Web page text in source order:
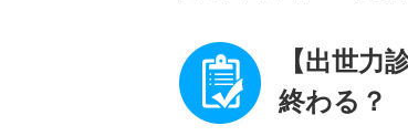
【出世力
終わる？